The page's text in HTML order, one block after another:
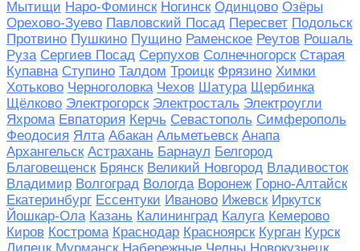
Мытищи Наро-Фоминск Ногинск Одинцово Озёры
Орехово-Зуево Павловский Посад Пересвет Подольск
Протвино Пушкино Пущино Раменское Реутов Рошаль
Руза Сергиев Посад Серпухов Солнечногорск Старая
Купавна Ступино Талдом Троицк Фрязино Химки
Хотьково Черноголовка Чехов Шатура Щербинка
Щёлково Электрогорск Электросталь Электроугли
Яхрома Евпатория Керчь Севастополь Симферополь
Феодосия Ялта Абакан Альметьевск Анапа
Архангельск Астрахань Барнаул Белгород
Благовещенск Брянск Великий Новгород Владивосток
Владимир Волгоград Вологда Воронеж Горно-Алтайск
Екатеринбург Ессентуки Иваново Ижевск Иркутск
Йошкар-Ола Казань Калининград Калуга Кемерово
Киров Кострома Краснодар Красноярск Курган Курск